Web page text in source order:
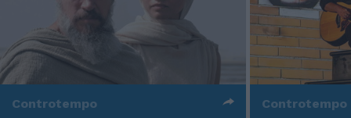
Controtempo Controtempo